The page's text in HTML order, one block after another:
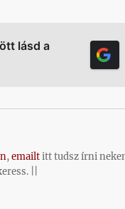
lásd a
,emailtitt tudsz írni
||